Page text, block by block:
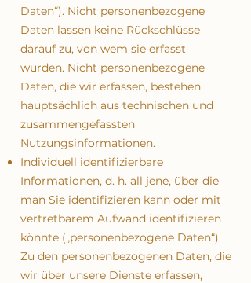
Daten“). Nicht personenbezogene
Daten lassen keine Rückschlüsse
darauf zu, von wem sie erfasst
wurden. Nicht personenbezogene
Daten, die wir erfassen, bestehen
hauptsächlich aus technischen und
zusammengefassten
Nutzungsinformationen.
Individuell identifizierbare
Informationen, d. h. all jene, über die
man Sie identifizieren kann oder mit
vertretbarem Aufwand identifizieren
könnte („personenbezogene Daten“).
Zu den personenbezogenen Daten, die
wir über unsere Dienste erfassen,